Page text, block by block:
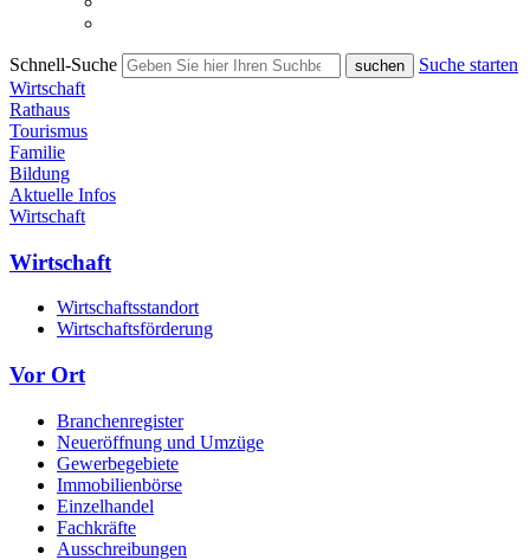
Schnell-Suche
Suche starten
Wirtschaft
Rathaus
Tourismus
Familie
Bildung
Aktuelle Infos
Wirtschaft
Wirtschaft
Wirtschaftsstandort
Wirtschaftsförderung
Vor Ort
Branchenregister
Neueröffnung und Umzüge
Gewerbegebiete
Immobilienbörse
Einzelhandel
Fachkräfte
Ausschreibungen